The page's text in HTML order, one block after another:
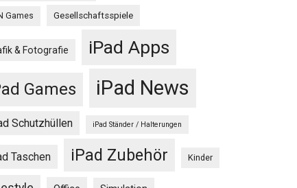
Games Gesellschaftsspiele
& Fotografie iPad Apps
Games iPad News
Schutzhüllen iPad Ständer / Halterungen
Taschen iPad Zubehör Kinder